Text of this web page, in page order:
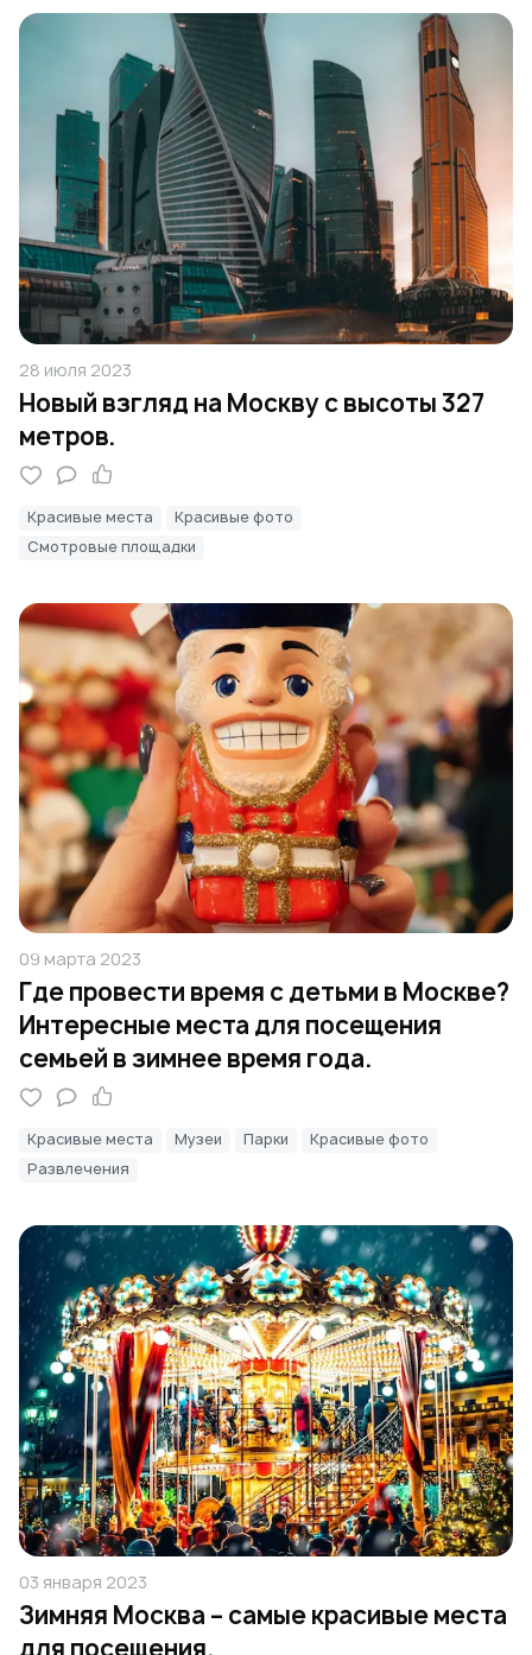
28 июля 2023
Новый взгляд на Москву с высоты 327
метров.
Красивые места
Красивые фото
Смотровые площадки
09 марта 2023
Где провести время с детьми в Москве?
Интересные места для посещения
семьей в зимнее время года.
Красивые места Музеи Парки
Красивые фото
Развлечения
03 января 2023
Зимняя Москва – самые красивые места
для посещения.